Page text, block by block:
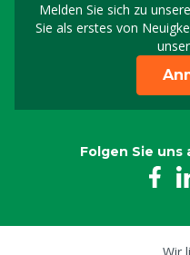
Melden Sie sich zu
Sie als erstes von
Folgen Sie uns